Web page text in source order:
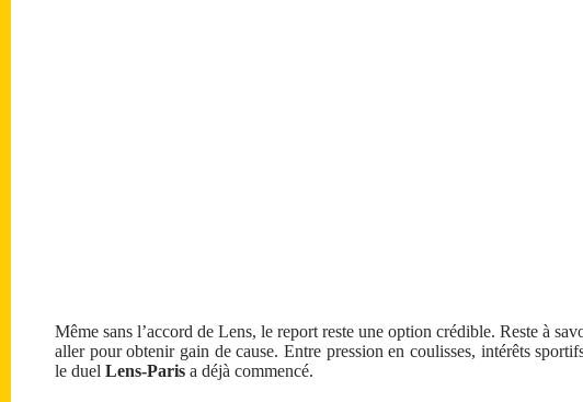
Même sans l’accord de Lens, le report reste une option crédible. Reste à
aller pour obtenir gain de cause. Entre pression en coulisses, intérêts
le duel Lens-Paris a déjà commencé.